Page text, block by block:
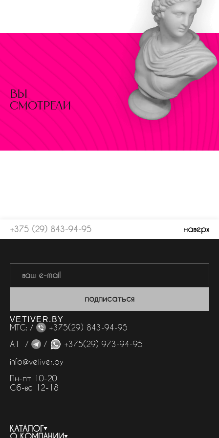
вы
смотрели
+375 (29) 843-94-95 наверх
подписаться
VETIVER.BY
МТС: /
+375(29) 843-94-95
А1 /
/
+375(29) 973-94-95
info@vetiver.by
Пн-пт 10-20
Сб-вс 12-18
КАТАЛОГ